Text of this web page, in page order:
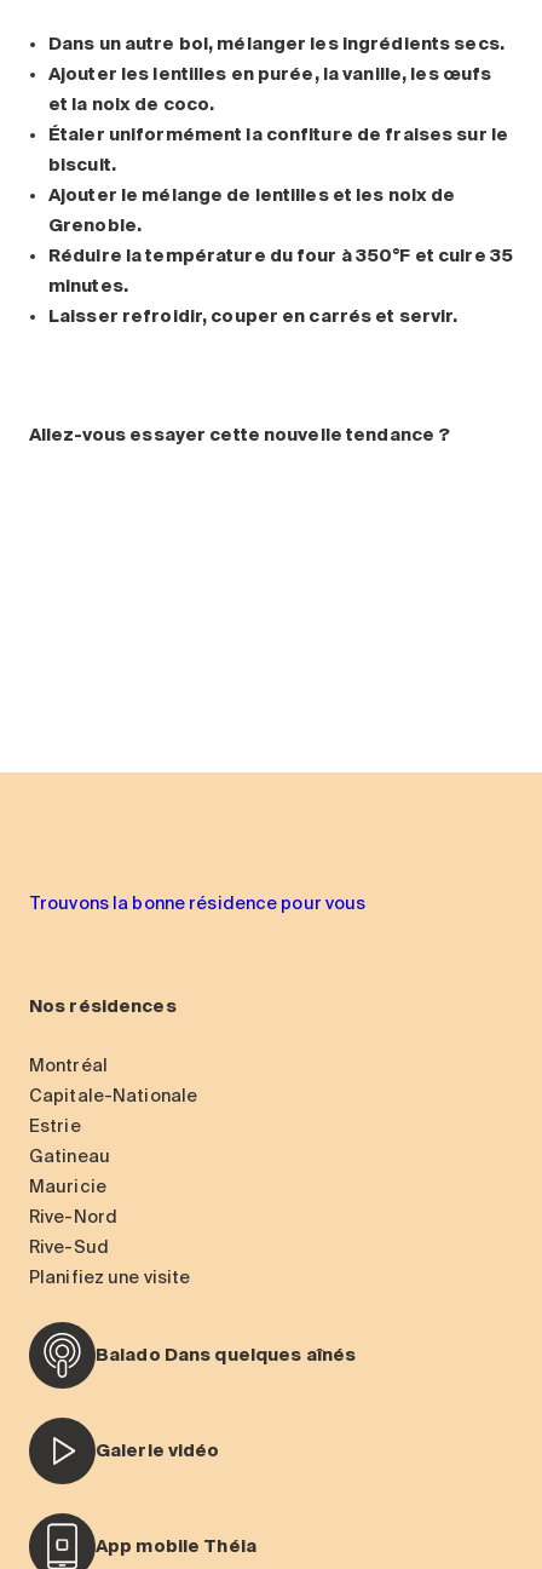
Dans un autre bol, mélanger les ingrédients secs.
Ajouter les lentilles en purée, la vanille, les œufs
et la noix de coco.
Étaler uniformément la confiture de fraises sur le
biscuit.
Ajouter le mélange de lentilles et les noix de
Grenoble.
Réduire la température du four à 350°F et cuire 35
minutes.
Laisser refroidir, couper en carrés et servir.
Allez-vous essayer cette nouvelle tendance ?
Trouvons la bonne résidence pour vous
Nos résidences
Montréal
Capitale-Nationale
Estrie
Gatineau
Mauricie
Rive-Nord
Rive-Sud
Planifiez une visite
Balado Dans quelques aînés
Galerie vidéo
App mobile Théia